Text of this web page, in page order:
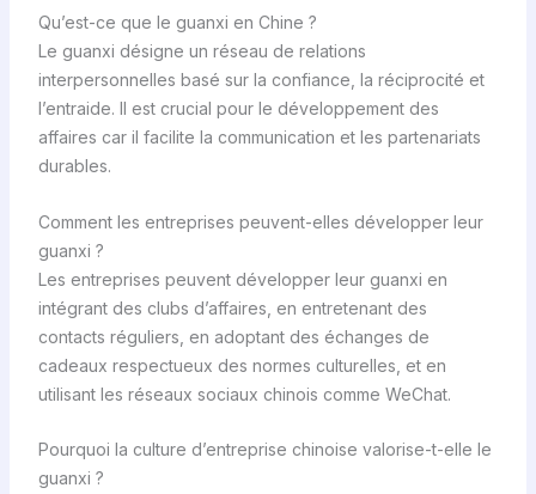
Qu’est-ce que le guanxi en Chine ?
Le guanxi désigne un réseau de relations
interpersonnelles basé sur la confiance, la réciprocité et
l’entraide. Il est crucial pour le développement des
affaires car il facilite la communication et les partenariats
durables.
Comment les entreprises peuvent-elles développer leur
guanxi ?
Les entreprises peuvent développer leur guanxi en
intégrant des clubs d’affaires, en entretenant des
contacts réguliers, en adoptant des échanges de
cadeaux respectueux des normes culturelles, et en
utilisant les réseaux sociaux chinois comme WeChat.
Pourquoi la culture d’entreprise chinoise valorise-t-elle le
guanxi ?